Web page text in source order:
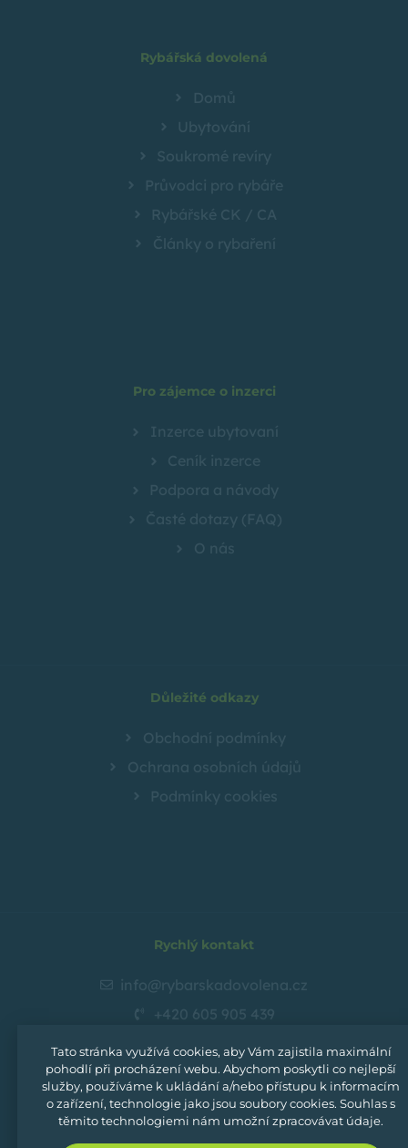
Rybářská dovolená
Domů
Ubytování
Soukromé revíry
Průvodci pro rybáře
Rybářské CK / CA
Články o rybaření
Pro zájemce o inzerci
Inzerce ubytovaní
Ceník inzerce
Podpora a návody
Časté dotazy (FAQ)
O nás
Důležité odkazy
Obchodní podmínky
Ochrana osobních údajů
Podmínky cookies
Rychlý kontakt
info@rybarskadovolena.cz
+420 605 905 439
zobrazit více
Tato stránka využívá cookies, aby Vám zajistila maximální
pohodlí při procházení webu. Abychom poskytli co nejlepší
služby, používáme k ukládání a/nebo přístupu k informacím
o zařízení, technologie jako jsou soubory cookies. Souhlas s
těmito technologiemi nám umožní zpracovávat údaje.